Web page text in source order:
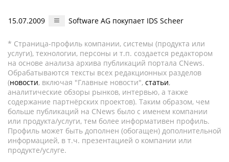
15.07.2009 Software AG покупает IDS Scheer
* Страница-профиль компании, системы (продукта или
услуги), технологии, персоны и т.п. создается редактором
на основе анализа архива публикаций портала CNews.
Обрабатываются тексты всех редакционных разделов
(новости, включая "Главные новости", статьи,
аналитические обзоры рынков, интервью, а также
содержание партнёрских проектов). Таким образом, чем
больше публикаций на CNews было с именем компании
или продукта/услуги, тем более информативен профиль.
Профиль может быть дополнен (обогащен) дополнительной
информацией, в т.ч. презентацией о компании или
продукте/услуге.